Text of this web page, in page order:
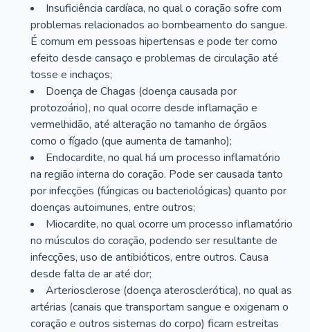
Insuficiência cardíaca, no qual o coração sofre com
problemas relacionados ao bombeamento do sangue.
É comum em pessoas hipertensas e pode ter como
efeito desde cansaço e problemas de circulação até
tosse e inchaços;
Doença de Chagas (doença causada por
protozoário), no qual ocorre desde inflamação e
vermelhidão, até alteração no tamanho de órgãos
como o fígado (que aumenta de tamanho);
Endocardite, no qual há um processo inflamatório
na região interna do coração. Pode ser causada tanto
por infecções (fúngicas ou bacteriológicas) quanto por
doenças autoimunes, entre outros;
Miocardite, no qual ocorre um processo inflamatório
no músculos do coração, podendo ser resultante de
infecções, uso de antibióticos, entre outros. Causa
desde falta de ar até dor;
Arteriosclerose (doença aterosclerótica), no qual as
artérias (canais que transportam sangue e oxigenam o
coração e outros sistemas do corpo) ficam estreitas